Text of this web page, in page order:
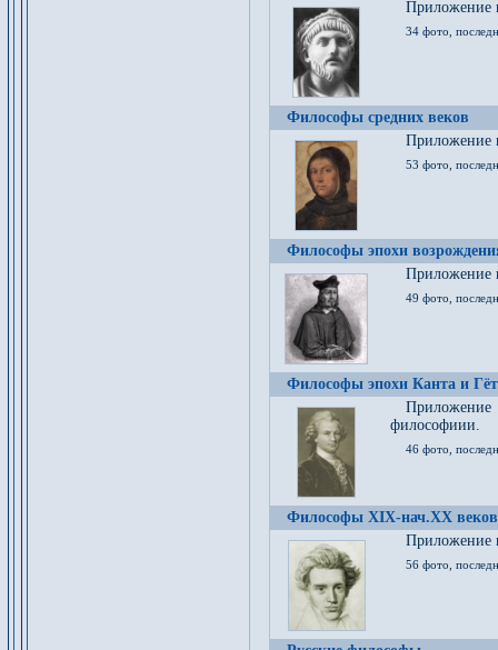
Приложение
34 фото,
Философы средних веков
Приложение
53 фото,
Философы эпохи
Приложение
49 фото,
Философы эпохи Канта и
философиии.
46 фото,
Философы XIX-нач.XX веков
Приложение
56 фото,